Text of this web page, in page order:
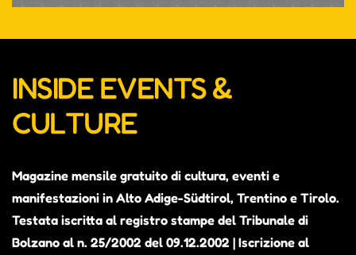
INSIDE EVENTS &
CULTURE
Magazine mensile gratuito di cultura, eventi e
manifestazioni in Alto Adige-Südtirol, Trentino e Tirolo.
Testata iscritta al registro stampe del Tribunale di
Bolzano al n. 25/2002 del 09.12.2002 | Iscrizione al